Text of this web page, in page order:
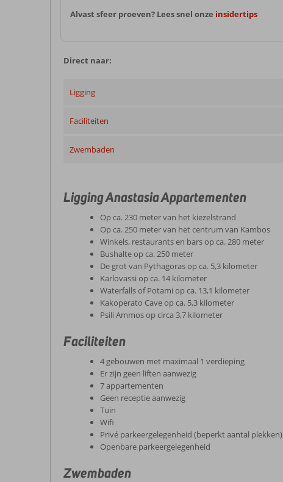
Alvast sfeer proeven? Lees snel onze insidertips
Direct naar:
Ligging
Faciliteiten
Zwembaden
Ligging Anastasia Appartementen
Op ca. 230 meter van het kiezelstrand
Op ca. 250 meter van het centrum van Kambos
Winkels, restaurants en bars op ca. 280 meter
Bushalte op ca. 250 meter
De grot van Pythagoras op ca. 5,3 kilometer
Karlovassi op ca. 14 kilometer
Waterfalls of Potami op ca. 13,1 kilometer
Kakoperato Cave op ca. 5,3 kilometer
Psili Ammos op circa 3,7 kilometer
Faciliteiten
4 gebouwen met maximaal 1 verdieping
Er zijn geen liften aanwezig
7 appartementen
Geen receptie aanwezig
Tuin
Wifi
Privé parkeergelegenheid (beperkt aantal plekken)
Openbare parkeergelegenheid
Zwembaden